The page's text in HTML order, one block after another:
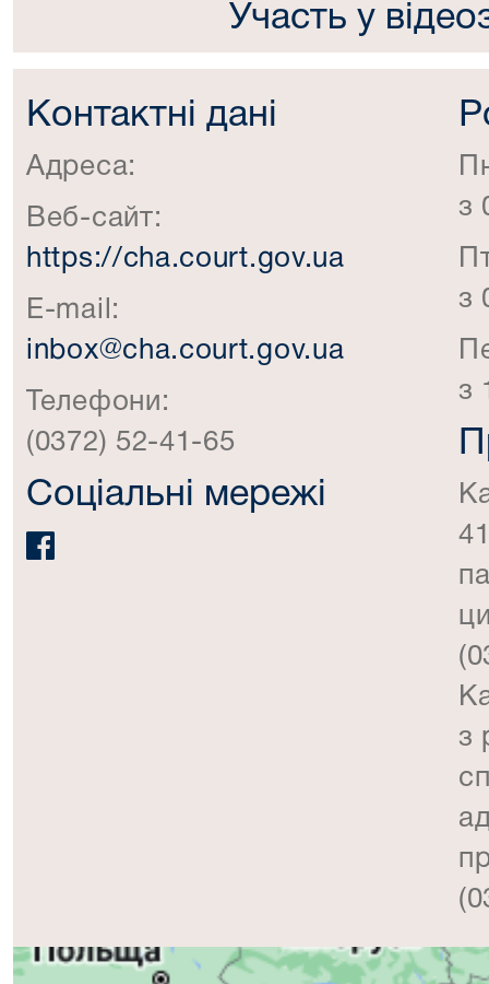
Участь у
Контактні дані
Адреса:
Веб-сайт:
https://cha.court.gov.ua
E-mail:
inbox@cha.court.gov.ua
Телефони:
(0372) 52-41-65
Соціальні мережі
з
з
з
з